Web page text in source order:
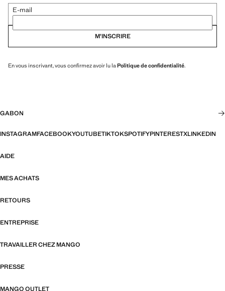
E-mail
M’INSCRIRE
En vous inscrivant, vous confirmez avoir lu laPolitique de confidentialité.
GABON
INSTAGRAMFACEBOOKYOUTUBETIKTOKSPOTIFYPINTERESTXLINKEDIN
AIDE
MES ACHATS
RETOURS
ENTREPRISE
TRAVAILLER CHEZ MANGO
PRESSE
MANGO OUTLET